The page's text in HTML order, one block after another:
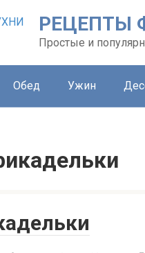
РЕЦЕПТЫ
Простые и
Обед Ужин